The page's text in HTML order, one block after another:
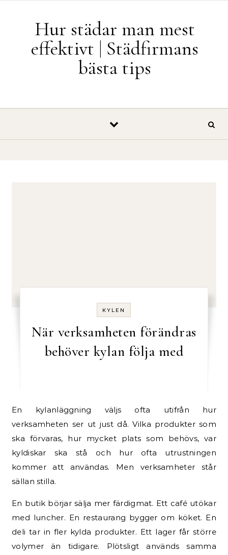
Hur städar man mest
effektivt | Städfirmans
bästa tips
KYLEN
När verksamheten förändras
behöver kylan följa med
En kylanläggning väljs ofta utifrån hur
verksamheten ser ut just då. Vilka produkter som
ska förvaras, hur mycket plats som behövs, var
kyldiskar ska stå och hur ofta utrustningen
kommer att användas. Men verksamheter står
sällan stilla.
En butik börjar sälja mer färdigmat. Ett café utökar
med luncher. En restaurang bygger om köket. En
deli tar in fler kylda produkter. Ett lager får större
volymer än tidigare. Plötsligt används samma